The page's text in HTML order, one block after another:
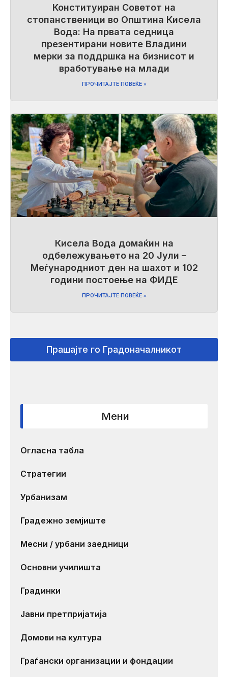
Конституиран Советот на
стопанственици во Општина Кисела
Вода: На првата седница
презентирани новите Владини
мерки за поддршка на бизнисот и
вработување на млади
ПРОЧИТАЈТЕ ПОВЕЌЕ »
Кисела Вода домаќин на
одбележувањето на 20 Јули –
Меѓународниот ден на шахот и 102
години постоење на ФИДЕ
ПРОЧИТАЈТЕ ПОВЕЌЕ »
Прашајте го Градоначалникот
Мени
Огласна табла
Стратегии
Урбанизам
Градежно земјиште
Месни / урбани заедници
Основни училишта
Градинки
Јавни претпријатија
Домови на култура
Граѓански организации и фондации